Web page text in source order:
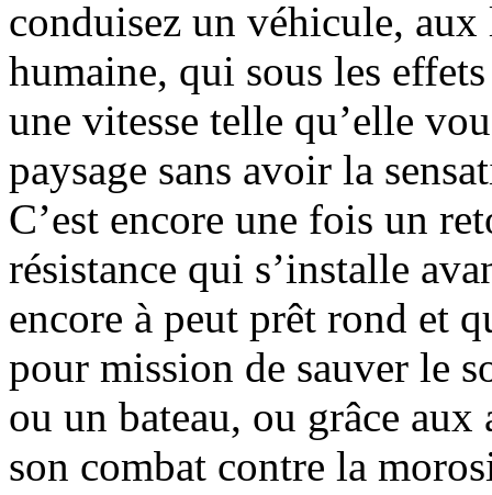
conduisez un véhicule,
humaine, qui sous les
une vitesse telle qu’elle
paysage sans avoir la
C’est encore une fois un
résistance qui s’installe
encore à peut prêt rond et
pour mission de sauver le
ou un bateau, ou grâce aux
son combat contre la